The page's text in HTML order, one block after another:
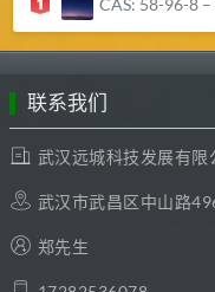
联系我们
武汉远城科技发展有限
武汉市武昌区中山路
郑先生